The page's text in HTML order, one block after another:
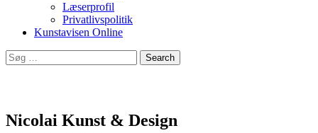
Læserprofil
Privatlivspolitik
Kunstavisen Online
Search
for:
Nicolai Kunst & Design